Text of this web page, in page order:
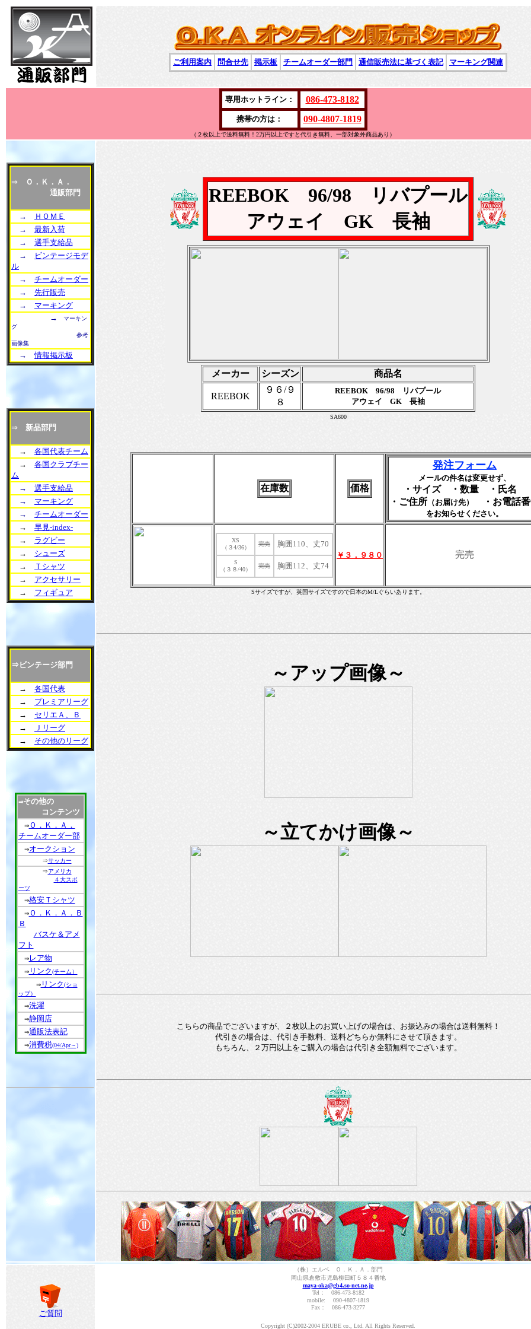
ご利用案内 問合せ先 掲示板 チームオーダー部門 通信販売法に基づく表記 マーキング関連
専用ホットライン： 086-473-8182
携帯の方は： 090-4807-1819
（２枚以上で送料無料！2万円以上ですと代引き無料、一部対象外商品あり）
⇒
Ｏ．Ｋ．Ａ．
通販部門
→
ＨＯＭＥ
→ 最新入荷
→ 選手支給品
→
ビンテージモデ
ル
→ チームオーダー
→ 先行販売
→ マーキング
→
マーキン
グ
参考
画像集
→情報掲示板
⇒ 新品部門
→ 各国代表チーム
→ 各国クラブチー
ム
→ 選手支給品
→ マーキング
→ チームオーダー
→ 早見-index-
→ ラグビー
→ シューズ
→
Ｔシャツ
→ アクセサリー
→ フィギュア
⇒ビンテージ部門
→ 各国代表
→ プレミアリーグ
→ セリエＡ、Ｂ
→
Ｊリーグ
→ その他のリーグ
⇒その他の
コンテンツ
⇒Ｏ．Ｋ．Ａ．
チームオーダー部
⇒オークション
⇒サッカー
⇒アメリカ
４大スポ
ーツ
⇒格安Ｔシャツ
⇒Ｏ．Ｋ．Ａ．Ｂ
Ｂ
バスケ＆アメ
フト
⇒レア物
⇒リンク(チーム）
⇒リンク(ショ
ップ）
⇒洗濯
⇒静岡店
⇒通販法表記
⇒消費税(04/Apr～)
REEBOK 96/98 リバプール
アウェイ GK 長袖
メーカー シーズン 商品名
REEBOK
９６/９
８
REEBOK 96/98 リバプール
アウェイ GK 長袖
SA600
在庫数 価格
発注フォーム
メールの件名は変更せず、
・サイズ ・数量 ・氏名
・ご住所 （お届け先） ・お電話
をお知らせください。
XS
（３4/36）
完売 胸囲110、丈70
S
（３８/40）
完売 胸囲112、丈74
￥３，９８０ 完売
Sサイズですが、英国サイズですので日本のM/Lぐらいあります。
～アップ画像～
～立てかけ画像～
こちらの商品でございますが、２枚以上のお買い上げの場合は、お振込みの場合は送料無料！
代引きの場合は、代引き手数料、送料どちらか無料にさせて頂きます。
もちろん、２万円以上をご購入の場合は代引き全額無料でございます。
ご質問
（株）エルベ Ｏ．Ｋ．Ａ．部門
岡山県倉敷市児島柳田町５８４番地
maya-oka@gb4.so-net.ne.jp
Tel： 086-473-8182
mobile: 090-4807-1819
Fax： 086-473-3277
Copyright (C)2002-2004 ERUBE co., Ltd. All Rights Reserved.